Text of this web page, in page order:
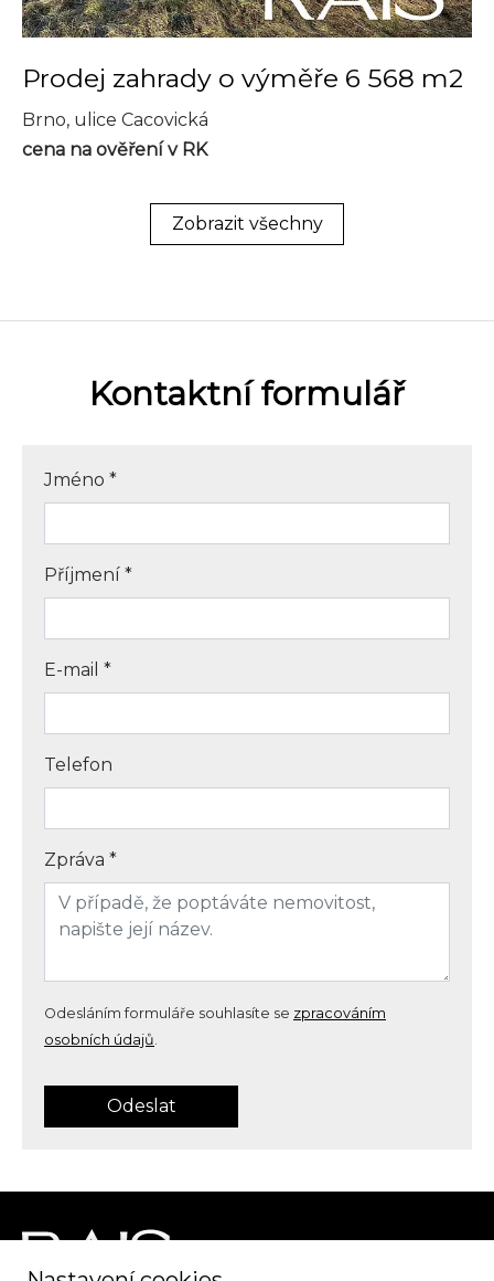
Prodej zahrady o výměře 6 568 m2
Brno, ulice Cacovická
cena na ověření v RK
Zobrazit všechny
Kontaktní formulář
Jméno *
Příjmení *
E-mail *
Telefon
Zpráva *
Odesláním formuláře souhlasíte se zpracováním
osobních údajů.
Odeslat